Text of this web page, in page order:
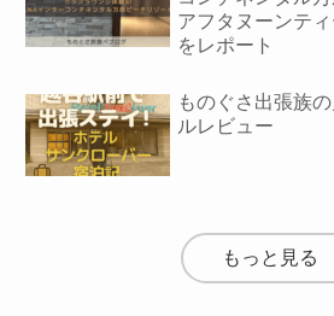
アフタヌーンテ
をレポート
ものぐさ出張族
ルレビュー
もっと見る